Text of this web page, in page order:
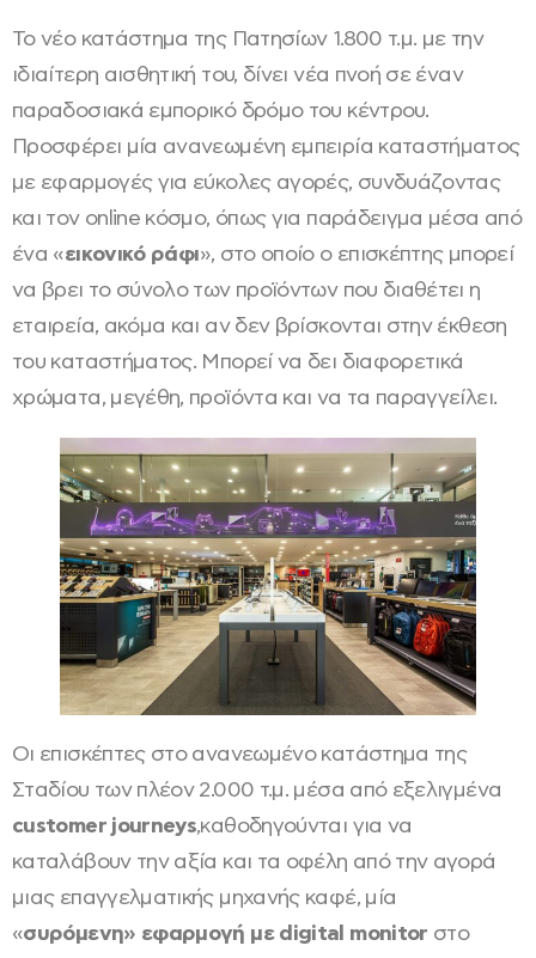
Το νέο κατάστημα της Πατησίων 1.800 τ.μ. με την
ιδιαίτερη αισθητική του, δίνει νέα πνοή σε έναν
παραδοσιακά εμπορικό δρόμο του κέντρου.
Προσφέρει μία ανανεωμένη εμπειρία καταστήματος
με εφαρμογές για εύκολες αγορές, συνδυάζοντας
και τον online κόσμο, όπως για παράδειγμα μέσα από
ένα «εικονικό ράφι», στο οποίο ο επισκέπτης μπορεί
να βρει το σύνολο των προϊόντων που διαθέτει η
εταιρεία, ακόμα και αν δεν βρίσκονται στην έκθεση
του καταστήματος. Μπορεί να δει διαφορετικά
χρώματα, μεγέθη, προϊόντα και να τα παραγγείλει.
Οι επισκέπτες στο ανανεωμένο κατάστημα της
Σταδίου των πλέον 2.000 τ.μ. μέσα από εξελιγμένα
customer journeys,καθοδηγούνται για να
καταλάβουν την αξία και τα οφέλη από την αγορά
μιας επαγγελματικής μηχανής καφέ, μία
«συρόμενη» εφαρμογή με digital monitor στο